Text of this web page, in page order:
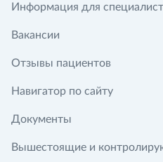
Информация для
Вакансии
Отзывы пациентов
Навигатор по сайту
Документы
Вышестоящие и